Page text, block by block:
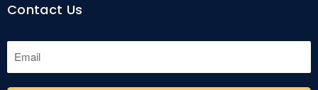
Contact Us